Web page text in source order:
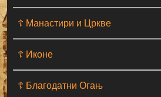
☦ Манастири и Цркве
☦ Иконе
☦ Благодатни Огањ